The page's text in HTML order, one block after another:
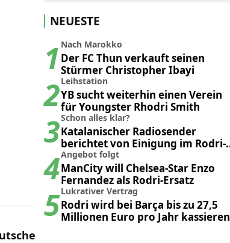
NEUESTE
1 Nach Marokko
Der FC Thun verkauft seinen
Stürmer Christopher Ibayi
2Leihstation
YB sucht weiterhin einen Verein
für Youngster Rhodri Smith
3Schon alles klar?
Katalanischer Radiosender
berichtet von Einigung im Rodri-
Poker
4Angebot folgt
ManCity will Chelsea-Star Enzo
Fernandez als Rodri-Ersatz
5Lukrativer Vertrag
Rodri wird bei Barça bis zu 27,5
Millionen Euro pro Jahr kassieren